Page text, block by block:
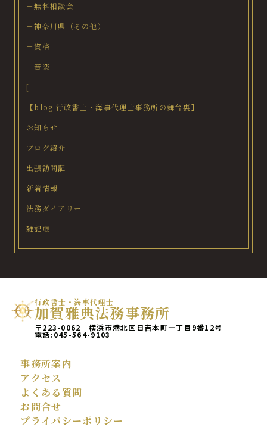
－無料相談会
－神奈川県（その他）
－資格
－音楽
[
【blog 行政書士・海事代理士事務所の舞台裏】
お知らせ
ブログ紹介
出張訪問記
新着情報
法務ダイアリー
雑記帳
行政書士・海事代理士
加賀雅典法務事務所
〒223-0062 横浜市港北区日吉本町一丁目9番12号
電話:045-564-9103
事務所案内
アクセス
よくある質問
お問合せ
プライバシーポリシー